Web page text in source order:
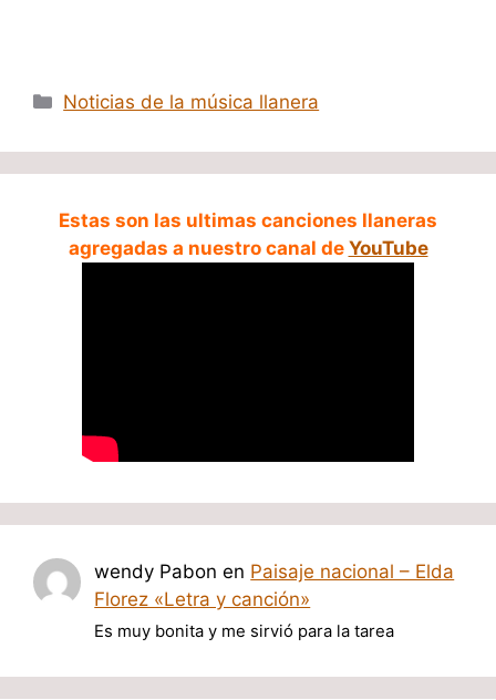
Categorías
Noticias de la música llanera
Estas son las ultimas canciones llaneras
agregadas a nuestro canal de YouTube
wendy Pabon en Paisaje nacional – Elda
Florez «Letra y canción»
Es muy bonita y me sirvió para la tarea